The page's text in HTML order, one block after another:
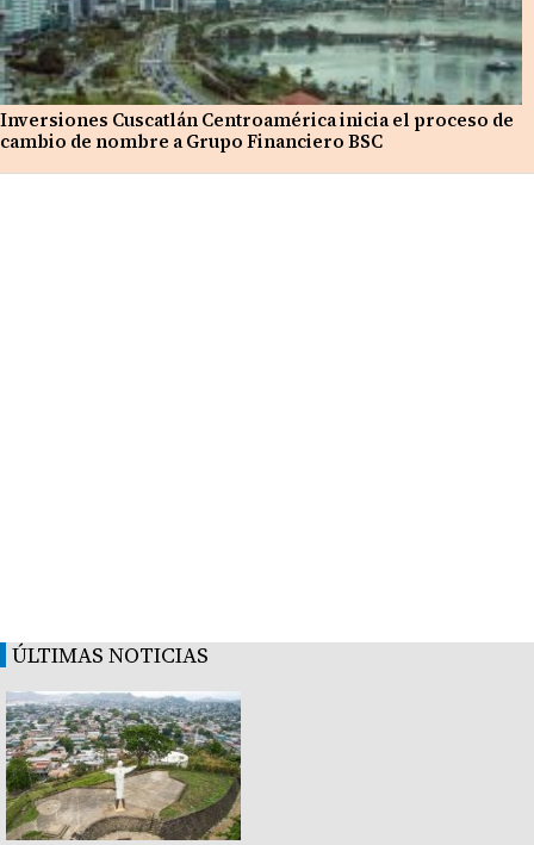
Inversiones Cuscatlán Centroamérica inicia el proceso de
cambio de nombre a Grupo Financiero BSC
ÚLTIMAS NOTICIAS